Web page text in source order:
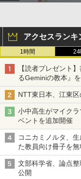
アクセスランキ
1時間 24
【読者プレゼント
るGeminiの教本』
2026年8月12日（水
NTT東日本、江東
小中高生がマイク
ベントを追加開催
コニカミノルタ、
た教員向け冊子を無
文部科学省、論点
公開